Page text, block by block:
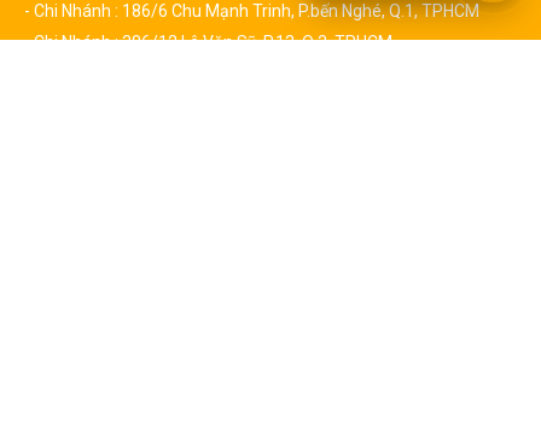
- Chi Nhánh : 186/6 Chu Mạnh Trinh, P.bến Nghé, Q.1, TPHCM
- Chi Nhánh : 386/12 Lê Văn Sỹ, P.13, Q.3, TPHCM